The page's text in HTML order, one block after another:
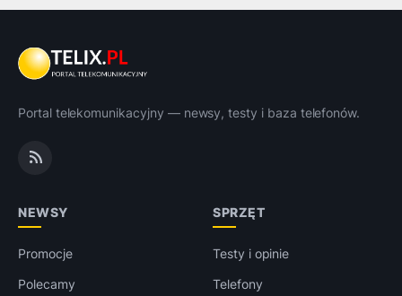
Portal telekomunikacyjny — newsy, testy i baza telefonów.
NEWSY
Promocje
Polecamy
SPRZĘT
Testy i opinie
Telefony